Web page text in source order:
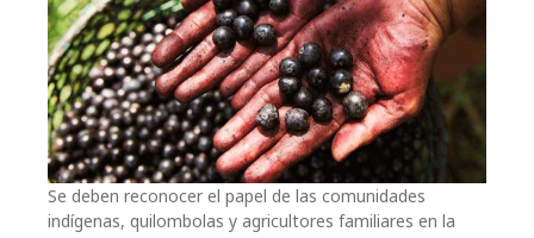
Se deben reconocer el papel de las comunidades
indígenas, quilombolas y agricultores familiares en la